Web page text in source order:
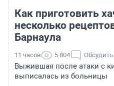
Как приготовить
несколько
Барнаула
11 часов 5 804 Обсудить
Выжившая после атаки с
выписалась из больницы